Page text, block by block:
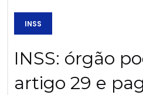
INSS
INSS: órgão
artigo 29 e